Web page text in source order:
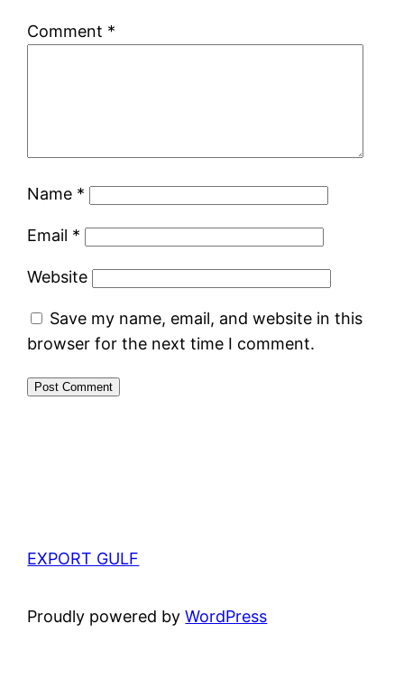
Comment *
Name *
Email *
Website
Save my name, email, and website in this
browser for the next time I comment.
EXPORT GULF
Proudly powered byWordPress